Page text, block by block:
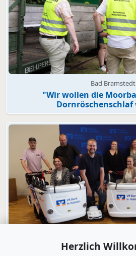
Bad Bramstedt
"Wir wollen die
Dornröschenschlaf
Engagement
Herzlich